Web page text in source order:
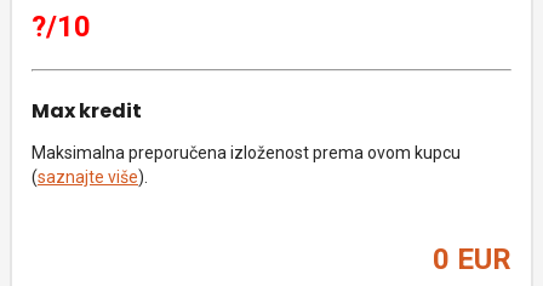
?/10
Max kredit
Maksimalna preporučena izloženost prema ovom kupcu
(saznajte više).
0 EUR